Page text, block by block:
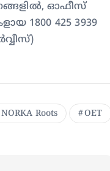
ഓഫീസ്
1800 425 3939
NORKA Roots OET